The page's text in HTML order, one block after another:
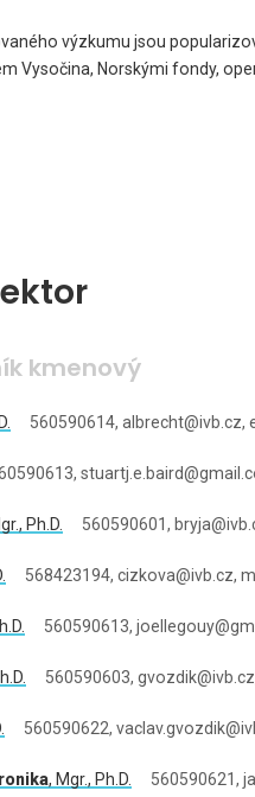
výzkumu jsou
Vysočina, Norskými fondy,
kmenový
560590614,
, Ph.D. 560590601,
568423194, cizkova@ivb.cz,
560590613,
560590603,
560590622,
, Mgr., Ph.D. 560590621,